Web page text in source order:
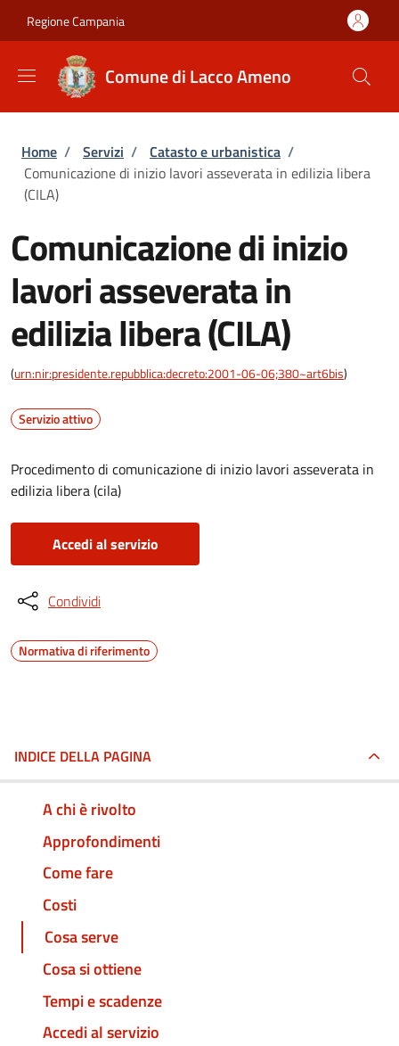
Regione Campania
Comune di Lacco Ameno
Briciole di pane
Home / Servizi / Catasto e urbanistica /
Comunicazione di inizio lavori asseverata in edilizia libera
(CILA)
Comunicazione di inizio
lavori asseverata in
edilizia libera (CILA)
(urn:nir:presidente.repubblica:decreto:2001-06-06;380~art6bis)
Servizio attivo
Procedimento di comunicazione di inizio lavori asseverata in
edilizia libera (cila)
Accedi al servizio
Condividi
Normativa di riferimento
INDICE DELLA PAGINA
A chi è rivolto
Approfondimenti
Come fare
Costi
Cosa serve
Cosa si ottiene
Tempi e scadenze
Accedi al servizio